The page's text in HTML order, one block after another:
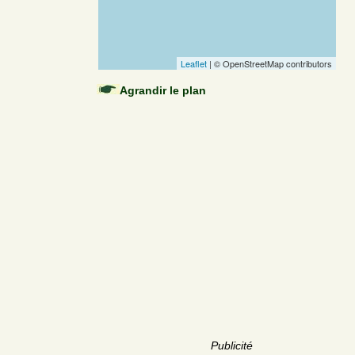
Leaflet | © OpenStreetMap contributors
Agrandir le plan
Publicité